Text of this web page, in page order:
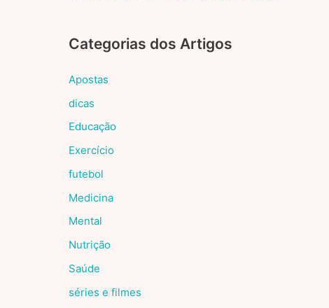
Categorias dos Artigos
Apostas
dicas
Educação
Exercício
futebol
Medicina
Mental
Nutrição
Saúde
séries e filmes